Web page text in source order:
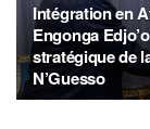
Intégration en
Engonga
stratégique de
N’Guesso